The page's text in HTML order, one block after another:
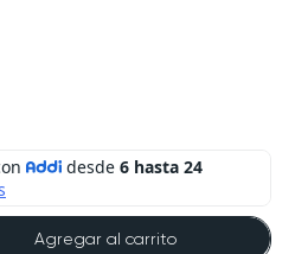
Agregar al carrito